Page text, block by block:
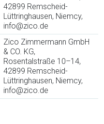
42899 Remscheid-
Lüttringhausen, Niemcy,
info@zico.de
Zico Zimmermann GmbH
& CO. KG,
Rosentalstraße 10–14,
42899 Remscheid-
Lüttringhausen, Niemcy,
info@zico.de